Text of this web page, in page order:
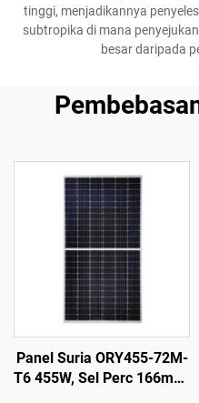
tinggi, menjadikannya
subtropika di mana
besar daripada
Panel Suria ORY455-72M-
T6 455W, Sel Perc 166mm,